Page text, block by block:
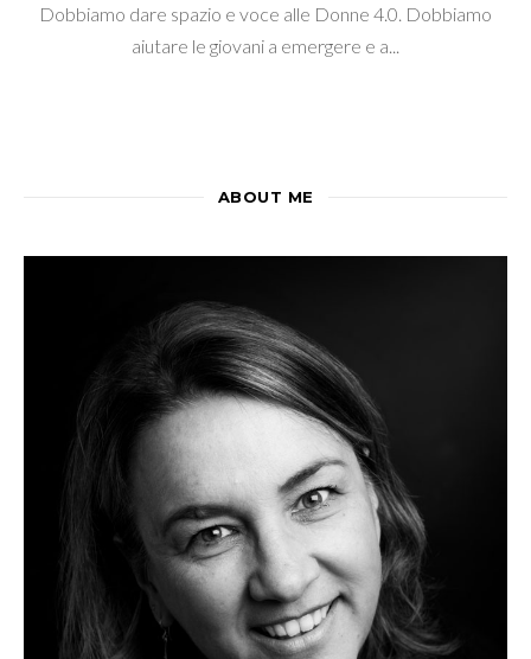
Dobbiamo dare spazio e voce alle Donne 4.0. Dobbiamo
aiutare le giovani a emergere e a...
ABOUT ME